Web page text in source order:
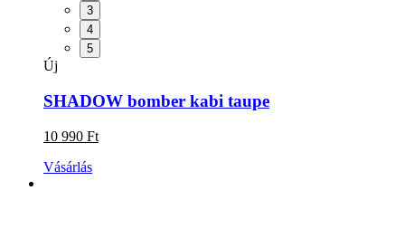
3
4
5
Új
SHADOW bomber kabi taupe
10 990 Ft
Vásárlás